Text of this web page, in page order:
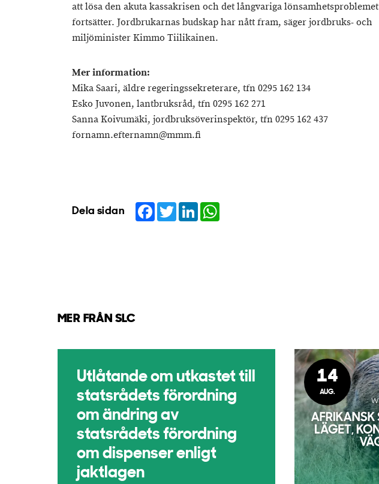
att lösa den akuta kassakrisen och det långvariga lönsamhetsproblemet
fortsätter. Jordbrukarnas budskap har nått fram, säger jordbruks- och
miljöminister Kimmo Tiilikainen.
Mer information:
Mika Saari, äldre regeringssekreterare, tfn 0295 162 134
Esko Juvonen, lantbruksråd, tfn 0295 162 271
Sanna Koivumäki, jordbruksöverinspektör, tfn 0295 162 437
fornamn.efternamn@mmm.fi
Dela sidan Facebook
TwitterLinkedIn
MER FRÅN SLC
Utlåtande om utkastet till
statsrådets förordning
om ändring av
statsrådets förordning
om dispenser enligt
jaktlagen
14
AUG.